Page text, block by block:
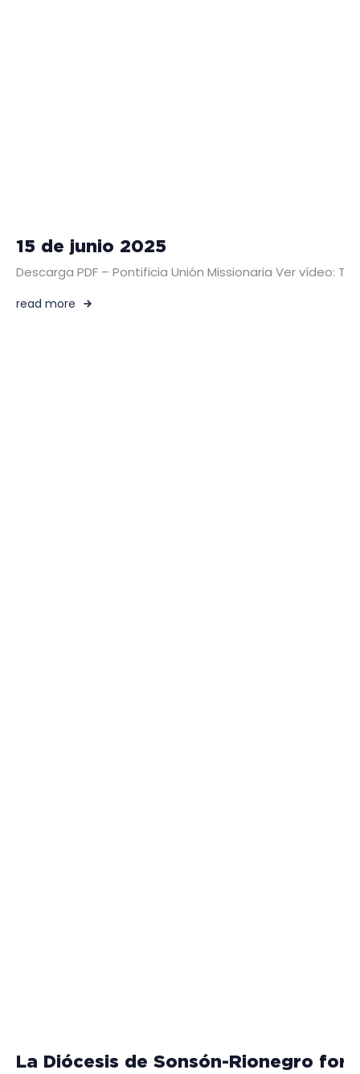
15 de junio 2025
Descarga PDF – Pontificia Unión Missionaria Ver vídeo:
read more
La Diócesis de Sonsón-Rionegro